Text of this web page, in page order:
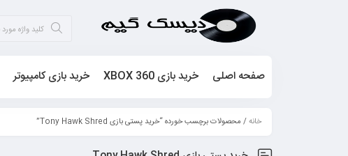
صفحه اصلی خرید بازی XBOX 360 خرید بازی کامپیوتر
خانه/ محصولات برچسب خورده “خرید پستی بازی Tony Hawk Shred”